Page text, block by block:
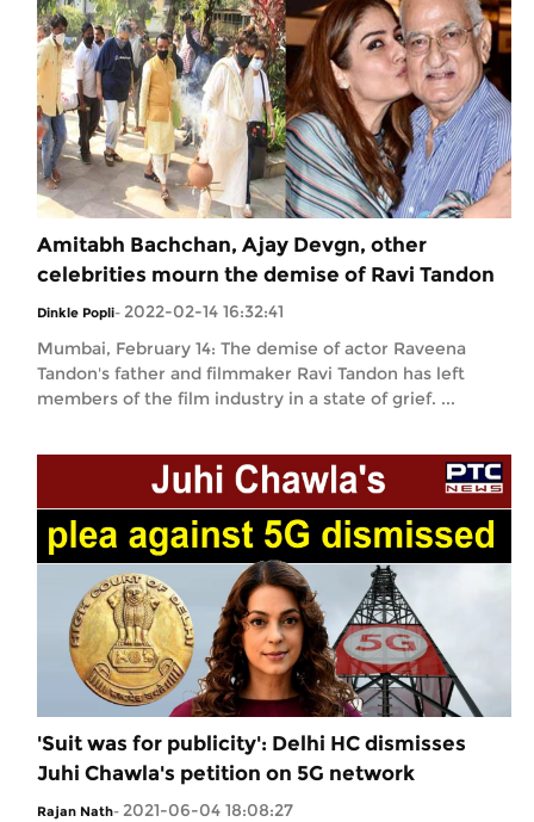
Amitabh Bachchan, Ajay Devgn, other
celebrities mourn the demise of Ravi Tandon
Dinkle Popli- 2022-02-14 16:32:41
Mumbai, February 14: The demise of actor Raveena
Tandon's father and filmmaker Ravi Tandon has left
members of the film industry in a state of grief. ...
'Suit was for publicity': Delhi HC dismisses
Juhi Chawla's petition on 5G network
Rajan Nath- 2021-06-04 18:08:27